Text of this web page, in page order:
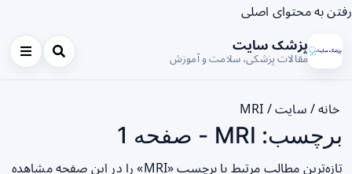
رفتن به محتوای اصلی
پزشک سایت
مقالات پزشکی، سلامت و آموزش
خانه/ سایت/
MRI
برچسب: MRI - صفحه 1
تازه‌ترین مطالب مرتبط با برچسب «MRI» را در این صفحه مشاهده